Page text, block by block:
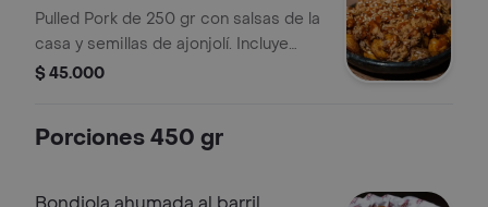
Pulled Pork de 250 gr con salsas de la
casa y semillas de ajonjolí. Incluye
acompañamientos a elegir.
$ 45.000
Porciones 450 gr